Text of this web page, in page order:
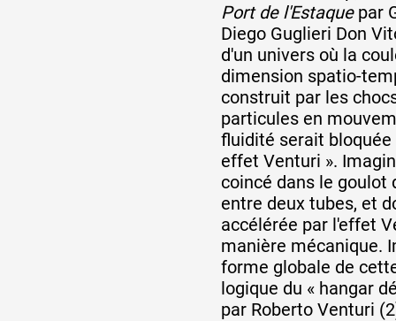
Port de l'Estaquepar
Diego Guglieri Don
d'un univers où la
dimension spatio-
construit par les
particules en
fluidité serait bloquée
effet Venturi ».
coincé dans le goulot
entre deux tubes, et
accélérée par l'effet
manière mécanique.
forme globale de
logique du « hangar
par Roberto Venturi